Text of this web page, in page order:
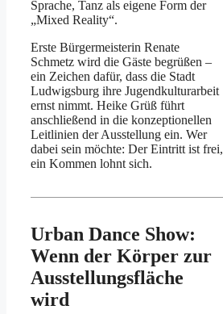
Sprache, Tanz als eigene Form der
„Mixed Reality“.
Erste Bürgermeisterin Renate
Schmetz wird die Gäste begrüßen –
ein Zeichen dafür, dass die Stadt
Ludwigsburg ihre Jugendkulturarbeit
ernst nimmt. Heike Grüß führt
anschließend in die konzeptionellen
Leitlinien der Ausstellung ein. Wer
dabei sein möchte: Der Eintritt ist frei,
ein Kommen lohnt sich.
Urban Dance Show:
Wenn der Körper zur
Ausstellungsfläche
wird